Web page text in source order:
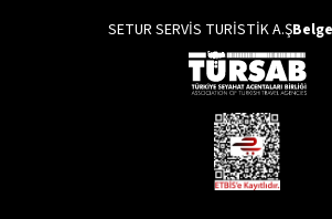
SETUR SERVİS TURİSTİK A.Ş